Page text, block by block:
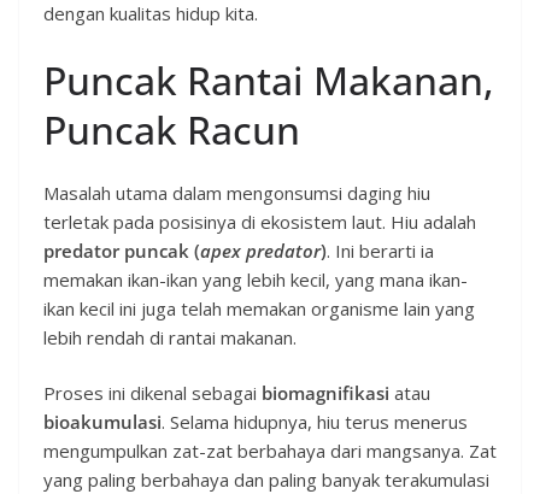
dengan kualitas hidup kita.
Puncak Rantai Makanan,
Puncak Racun
Masalah utama dalam mengonsumsi daging hiu
terletak pada posisinya di ekosistem laut. Hiu adalah
predator puncak (apex predator). Ini berarti ia
memakan ikan-ikan yang lebih kecil, yang mana ikan-
ikan kecil ini juga telah memakan organisme lain yang
lebih rendah di rantai makanan.
Proses ini dikenal sebagai biomagnifikasi atau
bioakumulasi. Selama hidupnya, hiu terus menerus
mengumpulkan zat-zat berbahaya dari mangsanya. Zat
yang paling berbahaya dan paling banyak terakumulasi